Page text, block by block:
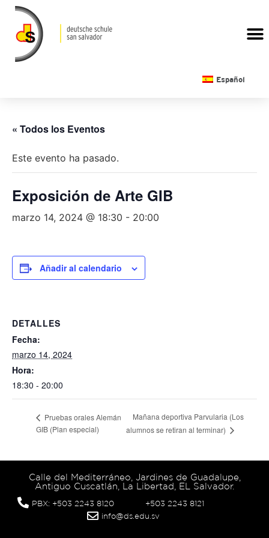
Español
« Todos los Eventos
Este evento ha pasado.
Exposición de Arte GIB
marzo 14, 2024 @ 18:30 - 20:00
Añadir al calendario
DETALLES
Fecha:
marzo 14, 2024
Hora:
18:30 - 20:00
Pruebas orales Alemán
GIB (Plan especial)
Mañana deportiva Parvularia (Los
alumnos se retiran al terminar)
Calle del Mediterráneo, Jardines de Guadalupe,
Antiguo Cuscatlán, La Libertad, EL Salvador.
PBX: +503 2243 8120
+503 2243 8121
info@ds.edu.sv